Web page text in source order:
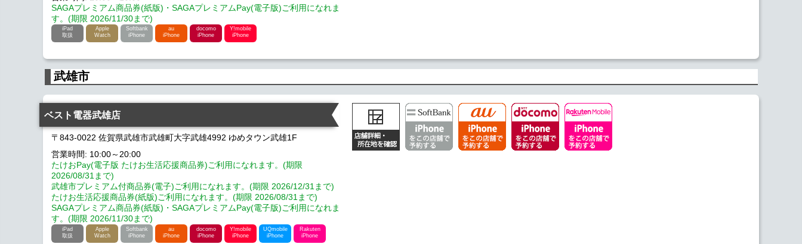
SAGAプレミアム商品券(紙版)・SAGAプレミアムPay(電子版)ご利用になれま
す。(期限 2026/11/30まで)
iPad
取扱
Apple
Watch
Softbank
iPhone
au
iPhone
docomo
iPhone
Y!mobile
iPhone
武雄市
ベスト電器武雄店
〒843-0022 佐賀県武雄市武雄町大字武雄4992 ゆめタウン武雄1F
営業時間: 10:00～20:00
たけおPay(電子版 たけお生活応援商品券)ご利用になれます。(期限
2026/08/31まで)
武雄市プレミアム付商品券(電子)ご利用になれます。(期限 2026/12/31まで)
たけお生活応援商品券(紙版)ご利用になれます。(期限 2026/08/31まで)
SAGAプレミアム商品券(紙版)・SAGAプレミアムPay(電子版)ご利用になれま
す。(期限 2026/11/30まで)
iPad
取扱
Apple
Watch
Softbank
iPhone
au
iPhone
docomo
iPhone
Y!mobile
iPhone
UQmobile
iPhone
Rakuten
iPhone